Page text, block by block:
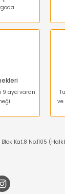
9 aya varan
ve
B Blok Kat:8 No:1105